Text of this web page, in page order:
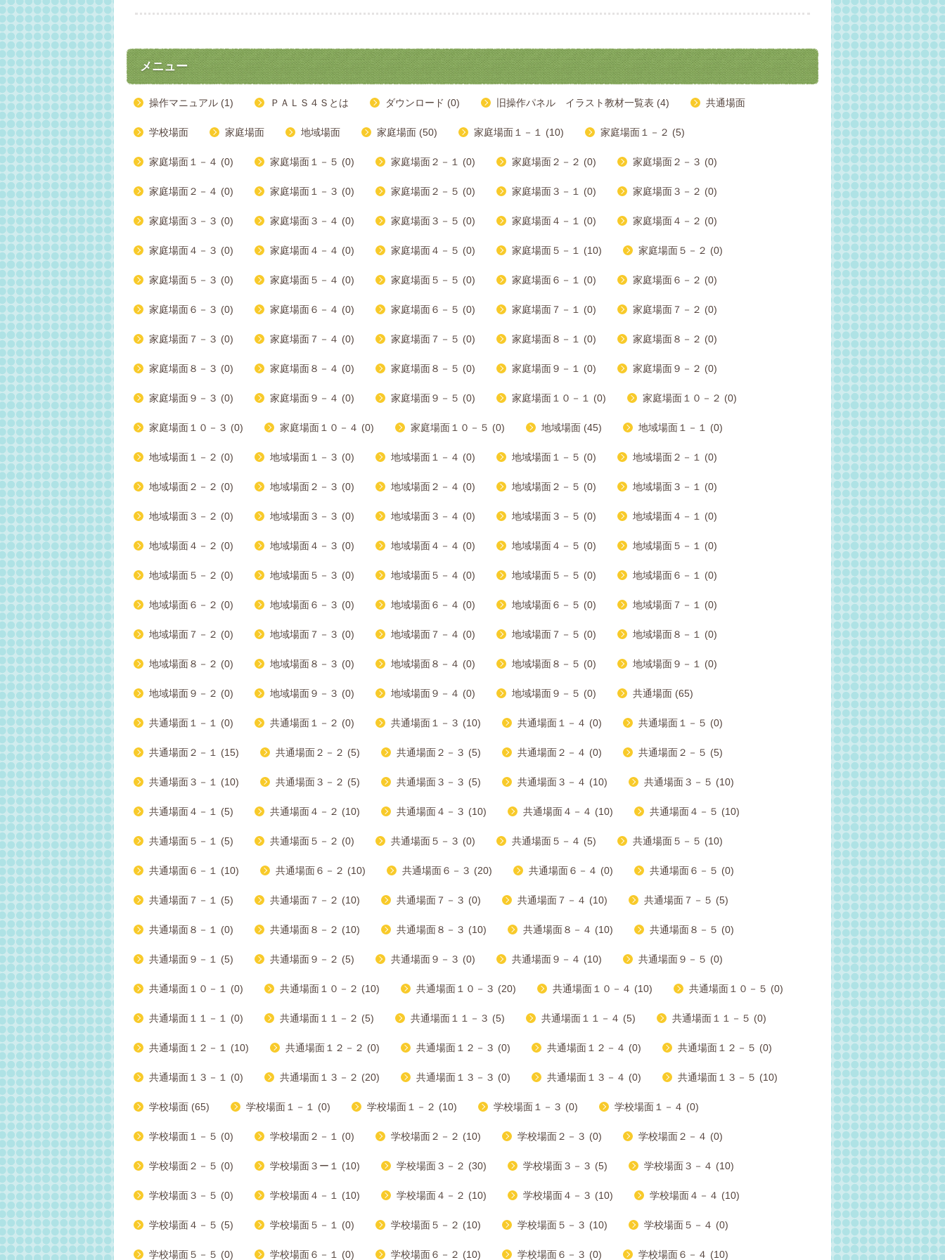
メニュー
操作マニュアル (1) ＰＡＬＳ４Ｓとは ダウンロード (0) 旧操作パネル イラスト教材一覧表 (4) 共通場面
学校場面 家庭場面 地域場面 家庭場面 (50) 家庭場面１－１ (10) 家庭場面１－２ (5)
家庭場面１－４ (0) 家庭場面１－５ (0) 家庭場面２－１ (0) 家庭場面２－２ (0) 家庭場面２－３ (0)
家庭場面２－４ (0) 家庭場面１－３ (0) 家庭場面２－５ (0) 家庭場面３－１ (0) 家庭場面３－２ (0)
家庭場面３－３ (0) 家庭場面３－４ (0) 家庭場面３－５ (0) 家庭場面４－１ (0) 家庭場面４－２ (0)
家庭場面４－３ (0) 家庭場面４－４ (0) 家庭場面４－５ (0) 家庭場面５－１ (10) 家庭場面５－２ (0)
家庭場面５－３ (0) 家庭場面５－４ (0) 家庭場面５－５ (0) 家庭場面６－１ (0) 家庭場面６－２ (0)
家庭場面６－３ (0) 家庭場面６－４ (0) 家庭場面６－５ (0) 家庭場面７－１ (0) 家庭場面７－２ (0)
家庭場面７－３ (0) 家庭場面７－４ (0) 家庭場面７－５ (0) 家庭場面８－１ (0) 家庭場面８－２ (0)
家庭場面８－３ (0) 家庭場面８－４ (0) 家庭場面８－５ (0) 家庭場面９－１ (0) 家庭場面９－２ (0)
家庭場面９－３ (0) 家庭場面９－４ (0) 家庭場面９－５ (0) 家庭場面１０－１ (0) 家庭場面１０－２ (0)
家庭場面１０－３ (0) 家庭場面１０－４ (0) 家庭場面１０－５ (0) 地域場面 (45) 地域場面１－１ (0)
地域場面１－２ (0) 地域場面１－３ (0) 地域場面１－４ (0) 地域場面１－５ (0) 地域場面２－１ (0)
地域場面２－２ (0) 地域場面２－３ (0) 地域場面２－４ (0) 地域場面２－５ (0) 地域場面３－１ (0)
地域場面３－２ (0) 地域場面３－３ (0) 地域場面３－４ (0) 地域場面３－５ (0) 地域場面４－１ (0)
地域場面４－２ (0) 地域場面４－３ (0) 地域場面４－４ (0) 地域場面４－５ (0) 地域場面５－１ (0)
地域場面５－２ (0) 地域場面５－３ (0) 地域場面５－４ (0) 地域場面５－５ (0) 地域場面６－１ (0)
地域場面６－２ (0) 地域場面６－３ (0) 地域場面６－４ (0) 地域場面６－５ (0) 地域場面７－１ (0)
地域場面７－２ (0) 地域場面７－３ (0) 地域場面７－４ (0) 地域場面７－５ (0) 地域場面８－１ (0)
地域場面８－２ (0) 地域場面８－３ (0) 地域場面８－４ (0) 地域場面８－５ (0) 地域場面９－１ (0)
地域場面９－２ (0) 地域場面９－３ (0) 地域場面９－４ (0) 地域場面９－５ (0) 共通場面 (65)
共通場面１－１ (0) 共通場面１－２ (0) 共通場面１－３ (10) 共通場面１－４ (0) 共通場面１－５ (0)
共通場面２－１ (15) 共通場面２－２ (5) 共通場面２－３ (5) 共通場面２－４ (0) 共通場面２－５ (5)
共通場面３－１ (10) 共通場面３－２ (5) 共通場面３－３ (5) 共通場面３－４ (10) 共通場面３－５ (10)
共通場面４－１ (5) 共通場面４－２ (10) 共通場面４－３ (10) 共通場面４－４ (10) 共通場面４－５ (10)
共通場面５－１ (5) 共通場面５－２ (0) 共通場面５－３ (0) 共通場面５－４ (5) 共通場面５－５ (10)
共通場面６－１ (10) 共通場面６－２ (10) 共通場面６－３ (20) 共通場面６－４ (0) 共通場面６－５ (0)
共通場面７－１ (5) 共通場面７－２ (10) 共通場面７－３ (0) 共通場面７－４ (10) 共通場面７－５ (5)
共通場面８－１ (0) 共通場面８－２ (10) 共通場面８－３ (10) 共通場面８－４ (10) 共通場面８－５ (0)
共通場面９－１ (5) 共通場面９－２ (5) 共通場面９－３ (0) 共通場面９－４ (10) 共通場面９－５ (0)
共通場面１０－１ (0) 共通場面１０－２ (10) 共通場面１０－３ (20) 共通場面１０－４ (10) 共通場面１０－５ (0)
共通場面１１－１ (0) 共通場面１１－２ (5) 共通場面１１－３ (5) 共通場面１１－４ (5) 共通場面１１－５ (0)
共通場面１２－１ (10) 共通場面１２－２ (0) 共通場面１２－３ (0) 共通場面１２－４ (0) 共通場面１２－５ (0)
共通場面１３－１ (0) 共通場面１３－２ (20) 共通場面１３－３ (0) 共通場面１３－４ (0) 共通場面１３－５ (10)
学校場面 (65) 学校場面１－１ (0) 学校場面１－２ (10) 学校場面１－３ (0) 学校場面１－４ (0)
学校場面１－５ (0) 学校場面２－１ (0) 学校場面２－２ (10) 学校場面２－３ (0) 学校場面２－４ (0)
学校場面２－５ (0) 学校場面３ー１ (10) 学校場面３－２ (30) 学校場面３－３ (5) 学校場面３－４ (10)
学校場面３－５ (0) 学校場面４－１ (10) 学校場面４－２ (10) 学校場面４－３ (10) 学校場面４－４ (10)
学校場面４－５ (5) 学校場面５－１ (0) 学校場面５－２ (10) 学校場面５－３ (10) 学校場面５－４ (0)
学校場面５－５ (0) 学校場面６－１ (0) 学校場面６－２ (10) 学校場面６－３ (0) 学校場面６－４ (10)